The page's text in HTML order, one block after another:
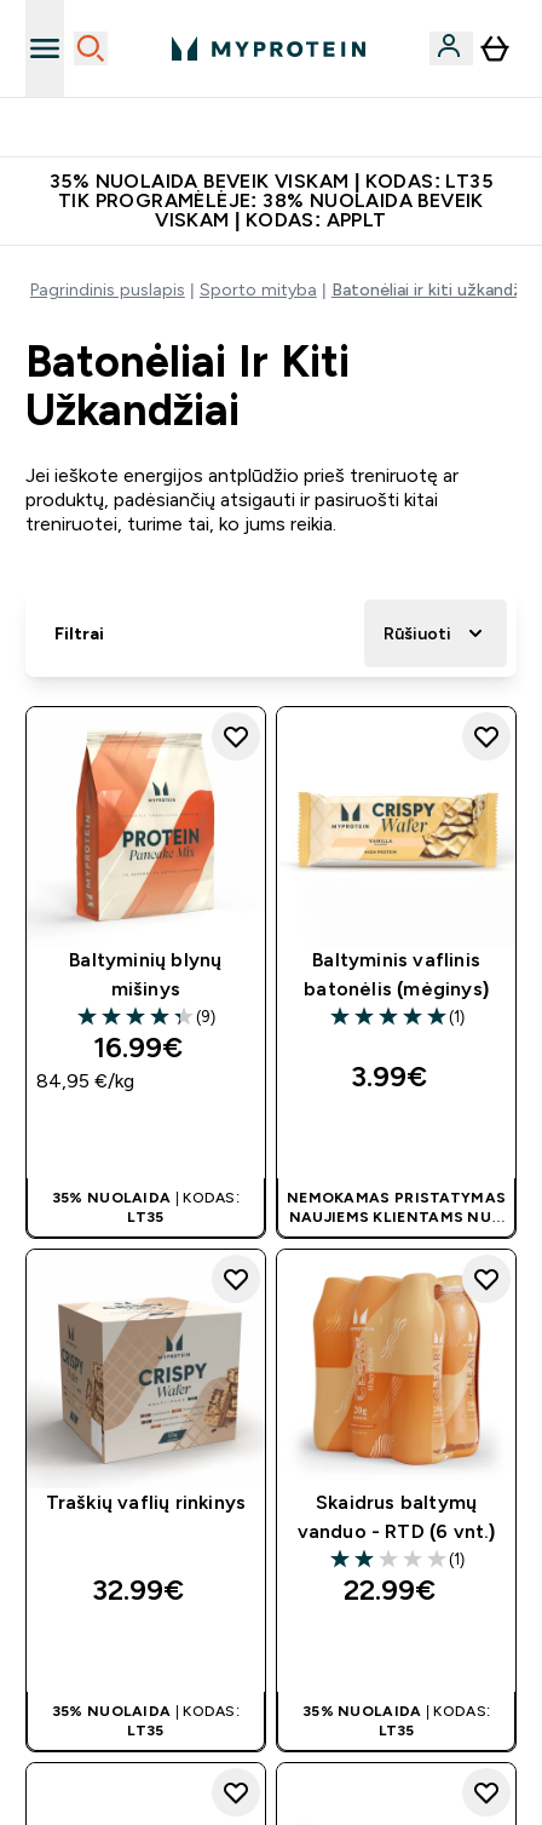
35% NUOLAIDA BEVEIK VISKAM | KODAS: LT35
TIK PROGRAMĖLĖJE: 38% NUOLAIDA BEVEIK
VISKAM | KODAS: APPLT
Pagrindinis puslapis Sporto mityba Batonėliai ir kiti užkandžiai
Batonėliai Ir Kiti
Užkandžiai
Jei ieškote energijos antplūdžio prieš treniruotę ar
produktų, padėsiančių atsigauti ir pasiruošti kitai
treniruotei, turime tai, ko jums reikia.
Filtrai Rūšiuoti
Baltyminių blynų
mišinys
4.33 out of 5 stars
(9)
16.99€‎
84,95 €‎/kg
35% NUOLAIDA | KODAS:
LT35
Baltyminis vaflinis
batonėlis (mėginys)
5 out of 5 stars
(1)
3.99€‎
NEMOKAMAS PRISTATYMAS
NAUJIEMS KLIENTAMS NUO
40 €| AKCIJA TAIKOMA
Traškių vaflių rinkinys
32.99€‎
35% NUOLAIDA | KODAS:
LT35
Skaidrus baltymų
vanduo - RTD (6 vnt.)
2 out of 5 stars
(1)
22.99€‎
35% NUOLAIDA | KODAS:
LT35